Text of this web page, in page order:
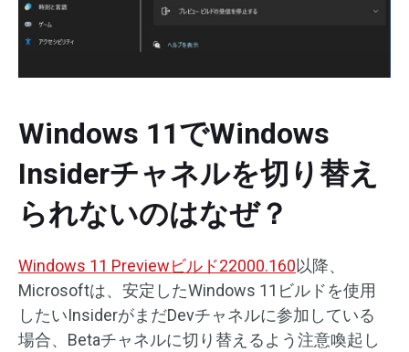
Windows 11でWindows
Insiderチャネルを切り替え
られないのはなぜ？
Windows 11 Previewビルド22000.160以降、
Microsoftは、安定したWindows 11ビルドを使用
したいInsiderがまだDevチャネルに参加している
場合、Betaチャネルに切り替えるよう注意喚起し